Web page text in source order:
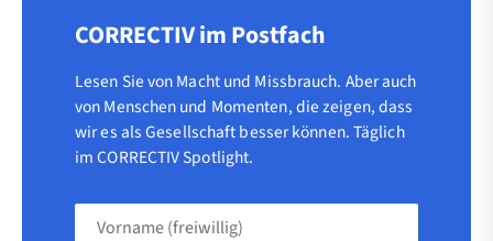
CORRECTIV im Postfach
Lesen Sie von Macht und Missbrauch. Aber auch
von Menschen und Momenten, die zeigen, dass
wir es als Gesellschaft besser können. Täglich
im CORRECTIV Spotlight.
Vorname